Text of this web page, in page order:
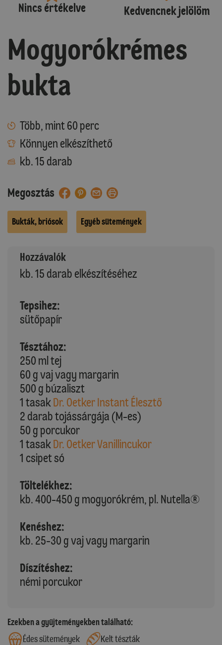
Nincs értékelve Kedvencnek jelölöm
Mogyorókrémes
bukta
Több, mint 60 perc
Könnyen elkészíthető
kb. 15 darab
Megosztás
Bukták, briósok Egyéb sütemények
Hozzávalók
kb. 15 darab elkészítéséhez
Tepsihez:
sütőpapír
Tésztához:
250 ml tej
60 g vaj vagy margarin
500 g búzaliszt
1 tasak Dr. Oetker Instant Élesztő
2 darab tojássárgája (M-es)
50 g porcukor
1 tasak Dr. Oetker Vanillincukor
1 csipet só
Töltelékhez:
kb. 400-450 g mogyorókrém, pl. Nutella®
Kenéshez:
kb. 25-30 g vaj vagy margarin
Díszítéshez:
némi porcukor
Ezekben a gyűjteményekben található:
Édes sütemények
Kelt tészták